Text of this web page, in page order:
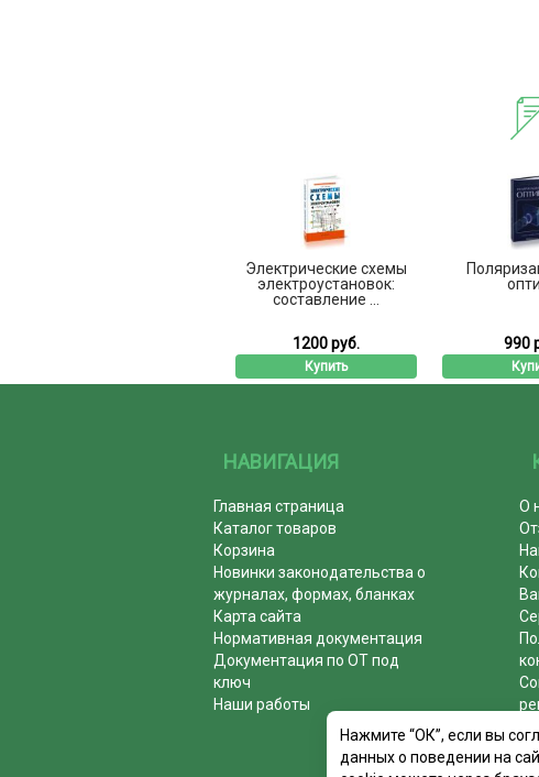
Электрические схемы
электроустановок:
составление ...
1200 руб.
Купить
990
НАВИГАЦИЯ
Главная страница
Каталог товаров
Корзина
Новинки законодательства о
журналах, формах, бланках
Карта сайта
Нормативная документация
Документация по ОТ под
ключ
Наши работы
О
Нажмите “ОК”, если вы
данных о поведении на